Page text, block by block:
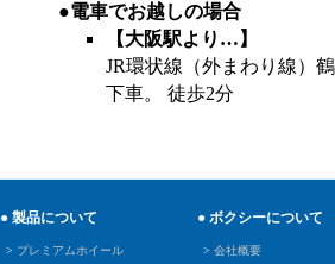
●電車でお越しの場合
【大阪駅より…】
JR環状線（外まわり線）
下車。 徒歩2分
● 製品について
> プレミアムホイール
● ボクシーについて
> 会社概要